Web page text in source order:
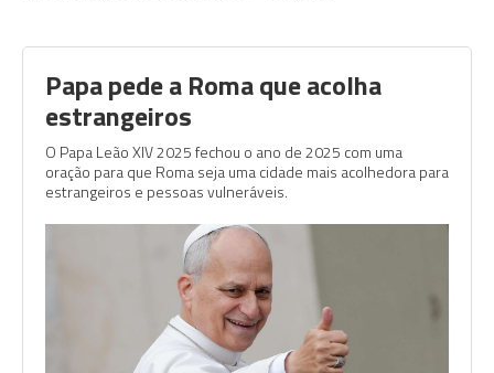
Papa pede a Roma que acolha
estrangeiros
O Papa Leão XIV 2025 fechou o ano de 2025 com uma
oração para que Roma seja uma cidade mais acolhedora para
estrangeiros e pessoas vulneráveis.